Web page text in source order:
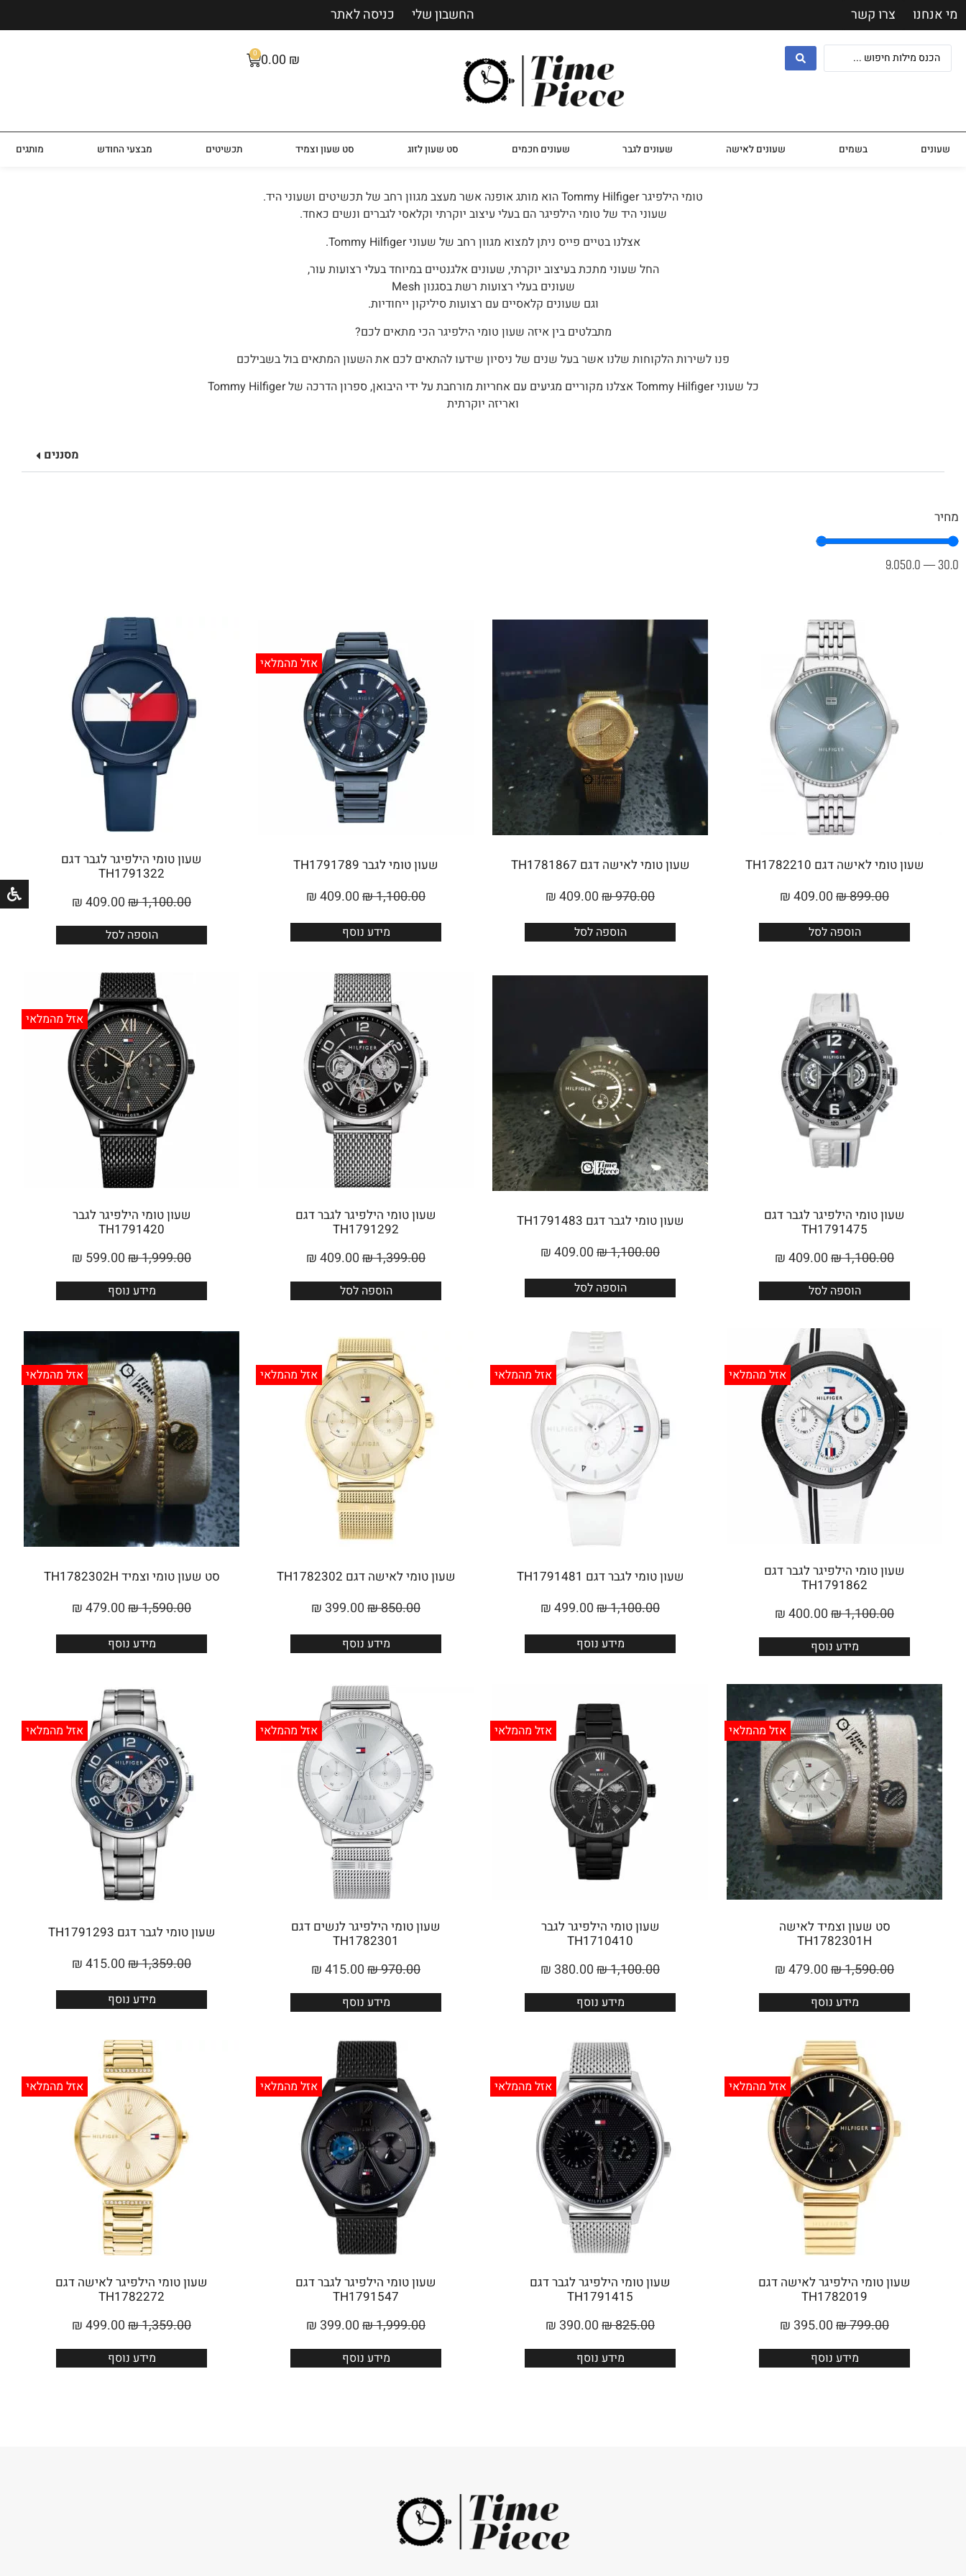
מי אנחנו צרו קשר החשבון שלי כניסה לאתר
0.00 ₪
0
שעונים בשמים שעונים לאישה שעונים לגבר שעונים חכמים סט שעון לזוג סט שעון וצמיד תכשיטים מבצעי החודש מותגים
טומי הילפיגר Tommy Hilfiger הוא מותג אופנה אשר מעצב מגוון רחב של תכשיטים ושעוני היד.
שעוני היד של טומי הילפיגר הם בעלי עיצוב יוקרתי וקלאסי לגברים ונשים כאחד.
אצלנו בטיים פייס ניתן למצוא מגוון רחב של שעוני Tommy Hilfiger.
החל שעוני מתכת בעיצוב יוקרתי, שעונים אלגנטיים במיוחד בעלי רצועות עור,
שעונים בעלי רצועות רשת בסגנון Mesh
וגם שעונים קלאסיים עם רצועות סיליקון ייחודיות.
מתבלטים בין איזה שעון טומי הילפיגר הכי מתאים לכם?
פנו לשירות הלקוחות שלנו אשר בעל שנים של ניסיון שידעו להתאים לכם את השעון המתאים בול בשבילכם
כל שעוני Tommy Hilfiger אצלנו מקוריים מגיעים עם אחריות מורחבת על ידי היבואן, ספרון הדרכה של Tommy Hilfiger
ואריזה יוקרתית
מסננים
מחיר
30.0
—
9.050.0
שעון טומי לאישה דגם TH1782210
899.00
₪
409.00
₪
הוספה לסל
שעון טומי לאישה דגם TH1781867
970.00
₪
409.00
₪
הוספה לסל
אזל מהמלאי
שעון טומי לגבר TH1791789
1,100.00
₪
409.00
₪
מידע נוסף
שעון טומי הילפיגר לגבר דגם
TH1791322
1,100.00
₪
409.00
₪
הוספה לסל
שעון טומי הילפיגר לגבר דגם
TH1791475
1,100.00
₪
409.00
₪
הוספה לסל
שעון טומי לגבר דגם TH1791483
1,100.00
₪
409.00
₪
הוספה לסל
שעון טומי הילפיגר לגבר דגם
TH1791292
1,399.00
₪
409.00
₪
הוספה לסל
אזל מהמלאי
שעון ‏טומי הילפיגר לגבר
TH1791420
1,999.00
₪
599.00
₪
מידע נוסף
אזל מהמלאי
שעון טומי הילפיגר לגבר דגם
TH1791862
1,100.00
₪
400.00
₪
מידע נוסף
אזל מהמלאי
שעון טומי לגבר דגם TH1791481
1,100.00
₪
499.00
₪
מידע נוסף
אזל מהמלאי
שעון טומי לאישה דגם TH1782302
850.00
₪
399.00
₪
מידע נוסף
אזל מהמלאי
סט שעון טומי וצמיד TH1782302H
1,590.00
₪
479.00
₪
מידע נוסף
אזל מהמלאי
סט שעון וצמיד לאישה
TH1782301H
1,590.00
₪
479.00
₪
מידע נוסף
אזל מהמלאי
שעון טומי הילפיגר לגבר
TH1710410
1,100.00
₪
380.00
₪
מידע נוסף
אזל מהמלאי
שעון טומי הילפיגר לנשים דגם
TH1782301
970.00
₪
415.00
₪
מידע נוסף
אזל מהמלאי
שעון טומי לגבר דגם TH1791293
1,359.00
₪
415.00
₪
מידע נוסף
אזל מהמלאי
שעון טומי הילפיגר לאישה דגם
TH1782019
799.00
₪
395.00
₪
מידע נוסף
אזל מהמלאי
שעון טומי הילפיגר לגבר דגם
TH1791415
825.00
₪
390.00
₪
מידע נוסף
אזל מהמלאי
שעון ‏טומי הילפיגר לגבר דגם
TH1791547
1,999.00
₪
399.00
₪
מידע נוסף
אזל מהמלאי
שעון טומי הילפיגר לאישה דגם
TH1782272
1,359.00
₪
499.00
₪
מידע נוסף